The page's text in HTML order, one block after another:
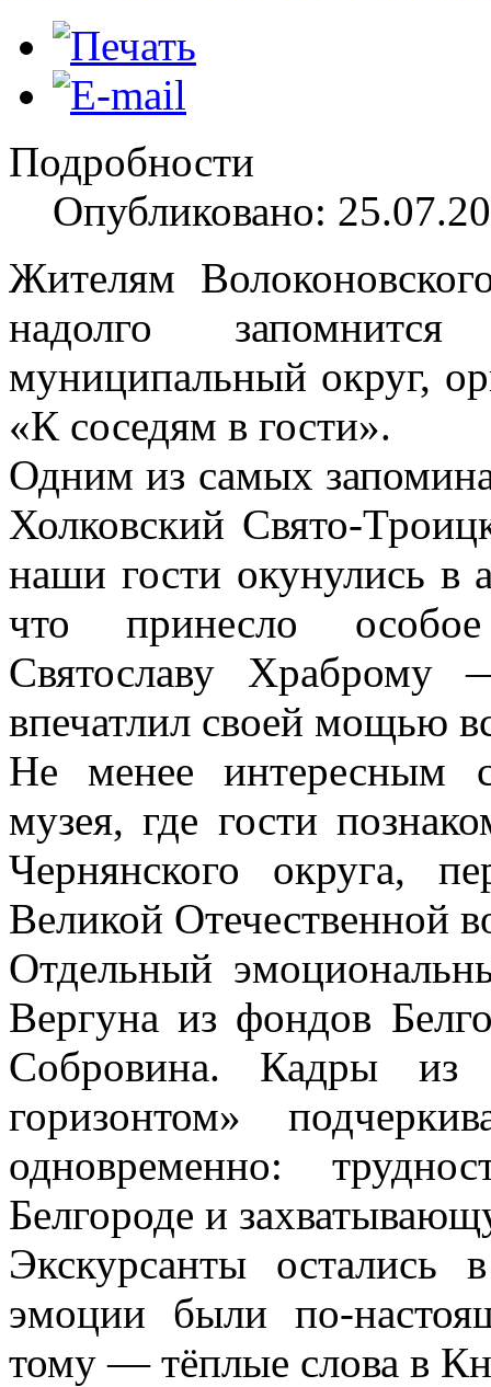
Подробности
Опубликовано:
Жителям
надолго
муниципальный округ,
«К соседям в гости».
Одним из самых
Холковский Свято-
наши гости окунулись в
что принесло
Святославу
впечатлил своей мощью
Не менее интересным
музея, где гости
Чернянского округа,
Великой Отечественной
Отдельный
Вергуна из фондов
Собровина. Кадры
горизонтом»
одновременно:
Белгороде и
Экскурсанты
эмоции были по-
тому — тёплые слова в